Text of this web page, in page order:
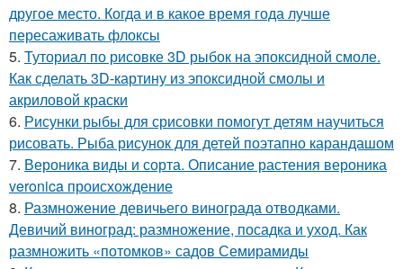
другое место. Когда и в какое время года лучше
пересаживать флоксы
5. Туториал по рисовке 3D рыбок на эпоксидной смоле.
Как сделать 3D-картину из эпоксидной смолы и
акриловой краски
6. Рисунки рыбы для срисовки помогут детям научиться
рисовать. Рыба рисунок для детей поэтапно карандашом
7. Вероника виды и сорта. Описание растения вероника
veronica происхождение
8. Размножение девичьего винограда отводками.
Девичий виноград: размножение, посадка и уход. Как
размножить «потомков» садов Семирамиды